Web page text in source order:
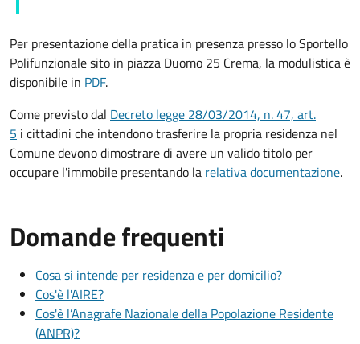
Per presentazione della pratica in presenza presso lo Sportello
Polifunzionale sito in piazza Duomo 25 Crema, la modulistica è
disponibile in PDF.
Come previsto dal Decreto legge 28/03/2014, n. 47, art.
5 i cittadini che intendono trasferire la propria residenza nel
Comune devono dimostrare di avere un valido titolo per
occupare l'immobile presentando la relativa documentazione.
Domande frequenti
Cosa si intende per residenza e per domicilio?
Cos'è l'AIRE?
Cos'è l’Anagrafe Nazionale della Popolazione Residente
(ANPR)?